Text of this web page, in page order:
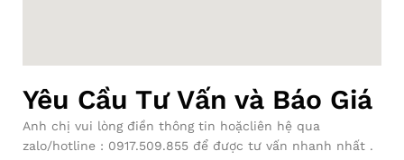
Yêu Cầu Tư Vấn và Báo Giá
Anh chị vui lòng điền thông tin hoặcliên hệ qua
zalo/hotline : 0917.509.855 để được tư vấn nhanh nhất .